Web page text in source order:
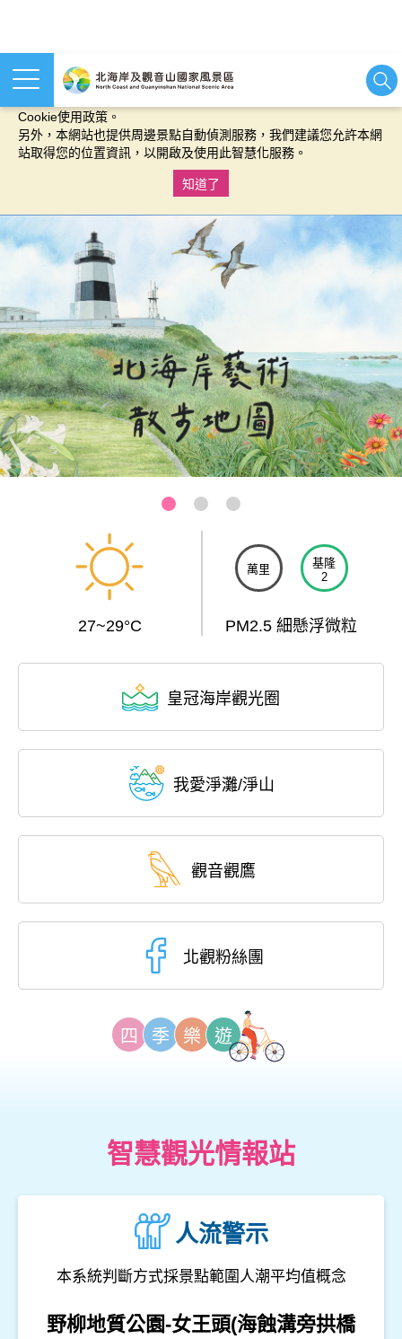
本網站使用cookies等相關技術以持續優化網站服務，並有助於為
您提供更佳的體驗，當您繼續使用本網站即表示您同意我們的
Cookie使用政策。
另外，本網站也提供周邊景點自動偵測服務，我們建議您允許本網
站取得您的位置資訊，以開啟及使用此智慧化服務。
知道了
基隆-和平島公園
27~29°C
萬里
基隆
2
PM2.5 細懸浮微粒
皇冠海岸觀光圈
我愛淨灘/淨山
觀音觀鷹
北觀粉絲團
四 季 樂 遊
智慧觀光情報站
人流警示
本系統判斷方式採景點範圍人潮平均值概念
和平島地質公園-等嶼亭